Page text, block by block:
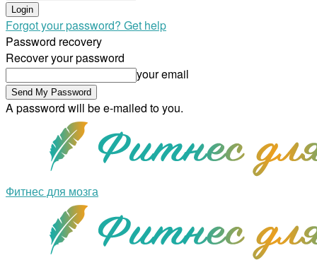
Forgot your password? Get help
Password recovery
Recover your password
your email
A password will be e-mailed to you.
Фитнес для мозга